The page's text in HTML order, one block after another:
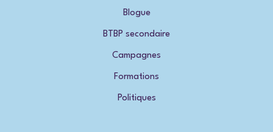
Blogue
BTBP secondaire
Campagnes
Formations
Politiques